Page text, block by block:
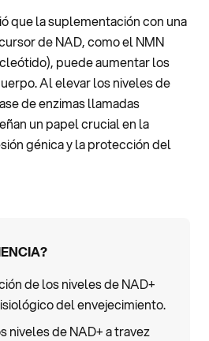
que la suplementación con una
de NAD, como el NMN
puede aumentar los
Al elevar los niveles de
de enzimas llamadas
un papel crucial en la
génica y la protección del
de los niveles de NAD+
del envejecimiento.
niveles de NAD+ a travez